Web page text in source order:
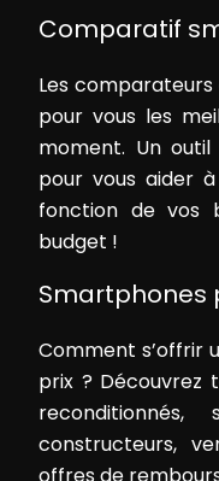
Comparatif
Les
pour vous les
moment. Un
pour vous aider
fonction de vos
budget !
Smartphones
Comment s’offrir
prix ? Découvrez
reconditionnés,
constructeurs,